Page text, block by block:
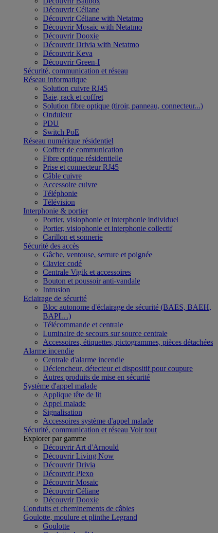
Découvrir Céliane
Découvrir Céliane with Netatmo
Découvrir Mosaic with Netatmo
Découvrir Dooxie
Découvrir Drivia with Netatmo
Découvrir Keva
Découvrir Green-I
Sécurité, communication et réseau
Réseau informatique
Solution cuivre RJ45
Baie, rack et coffret
Solution fibre optique (tiroir, panneau, connecteur...)
Onduleur
PDU
Switch PoE
Réseau numérique résidentiel
Coffret de communication
Fibre optique résidentielle
Prise et connecteur RJ45
Câble cuivre
Accessoire cuivre
Téléphonie
Télévision
Interphonie & portier
Portier, visiophonie et interphonie individuel
Portier, visiophonie et interphonie collectif
Carillon et sonnerie
Sécurité des accès
Gâche, ventouse, serrure et poignée
Clavier codé
Centrale Vigik et accessoires
Bouton et poussoir anti-vandale
Intrusion
Eclairage de sécurité
Bloc autonome d'éclairage de sécurité (BAES, BAEH,
BAPI…)
Télécommande et centrale
Luminaire de secours sur source centrale
Accessoires, étiquettes, pictogrammes, pièces détachées
Alarme incendie
Centrale d'alarme incendie
Déclencheur, détecteur et dispositif pour coupure
Autres produits de mise en sécurité
Système d'appel malade
Applique tête de lit
Appel malade
Signalisation
Accessoires système d'appel malade
Sécurité, communication et réseau Voir tout
Explorer par gamme
Découvrir Art d'Arnould
Découvrir Living Now
Découvrir Drivia
Découvrir Plexo
Découvrir Mosaic
Découvrir Céliane
Découvrir Dooxie
Conduits et cheminements de câbles
Goulotte, moulure et plinthe Legrand
Goulotte